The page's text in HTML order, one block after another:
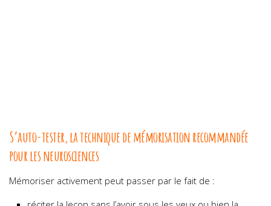
S’auto-tester, la technique de mémorisation recommandée
pour les neurosciences
Mémoriser activement peut passer par le fait de :